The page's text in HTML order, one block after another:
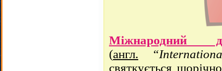
Міжнародний
(англ.
святкується щорічно